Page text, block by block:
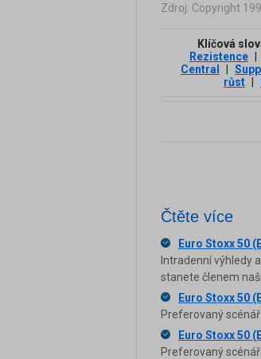
Zdroj: Copyright
Klíčová
Rezistence
Central
růst
Čtěte více
Euro Stoxx 50
Intradenní výhledy
stanete členem
Euro Stoxx 50
Preferovaný
Euro Stoxx 50
Preferovaný